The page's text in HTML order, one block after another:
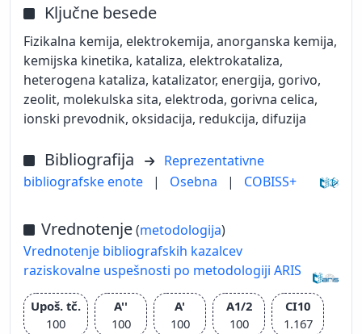
Ključne besede
Fizikalna kemija, elektrokemija, anorganska kemija,
kemijska kinetika, kataliza, elektrokataliza,
heterogena kataliza, katalizator, energija, gorivo,
zeolit, molekulska sita, elektroda, gorivna celica,
ionski prevodnik, oksidacija, redukcija, difuzija
Bibliografija
Reprezentativne
bibliografske enote
| Osebna | COBISS+
Vrednotenje(metodologija)
Vrednotenje bibliografskih kazalcev
raziskovalne uspešnosti po metodologiji ARIS
Upoš. tč.
100
A''
100
A'
100
A1/2
100
CI10
1.167